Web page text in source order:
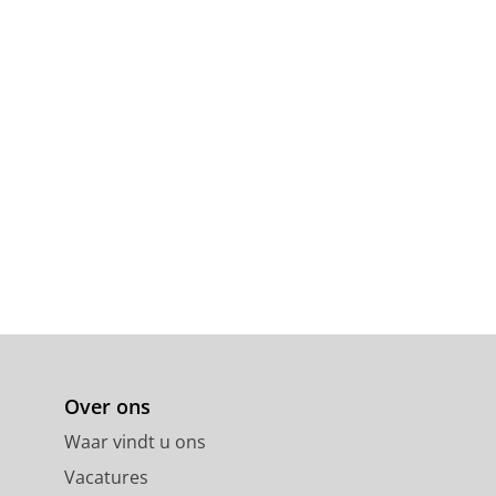
Over ons
Waar vindt u ons
Vacatures